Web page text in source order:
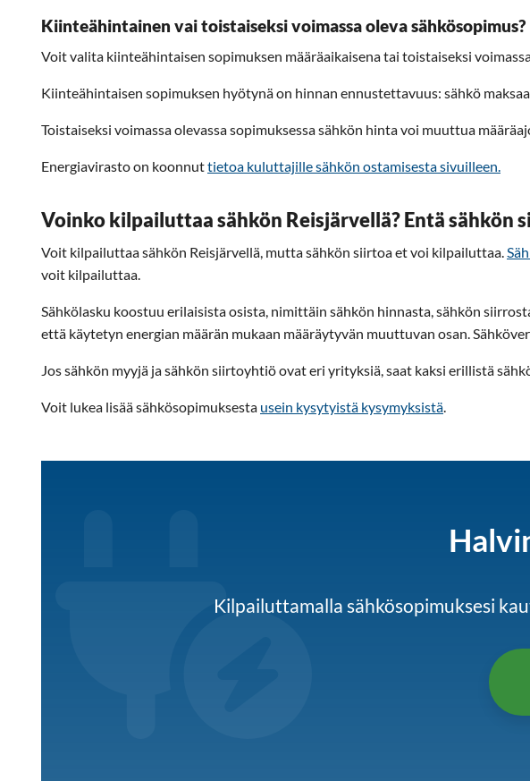
Kiinteähintainen vai toistaiseksi voimassa oleva sähkösopimus?
Voit valita kiinteähintaisen sopimuksen määräaikaisena tai toistaiseksi
Kiinteähintaisen sopimuksen hyötynä on hinnan ennustettavuus: sähkö
Toistaiseksi voimassa olevassa sopimuksessa sähkön hinta voi muuttua
Energiavirasto on koonnuttietoa kuluttajille sähkön ostamisesta sivuilleen.
Voinko kilpailuttaa sähkön Reisjärvellä? Entä sähkön
Voit kilpailuttaa sähkön Reisjärvellä, mutta sähkön siirtoa et voi kilpailuttaa.
voit kilpailuttaa.
Sähkölasku koostuu erilaisista osista, nimittäin sähkön hinnasta, sähkön
että käytetyn energian määrän mukaan määräytyvän muuttuvan osan.
Jos sähkön myyjä ja sähkön siirtoyhtiö ovat eri yrityksiä, saat kaksi erillistä
Voit lukea lisää sähkösopimuksesta usein kysytyistä kysymyksistä.
Kilpailuttamalla sähkösopimuksesi